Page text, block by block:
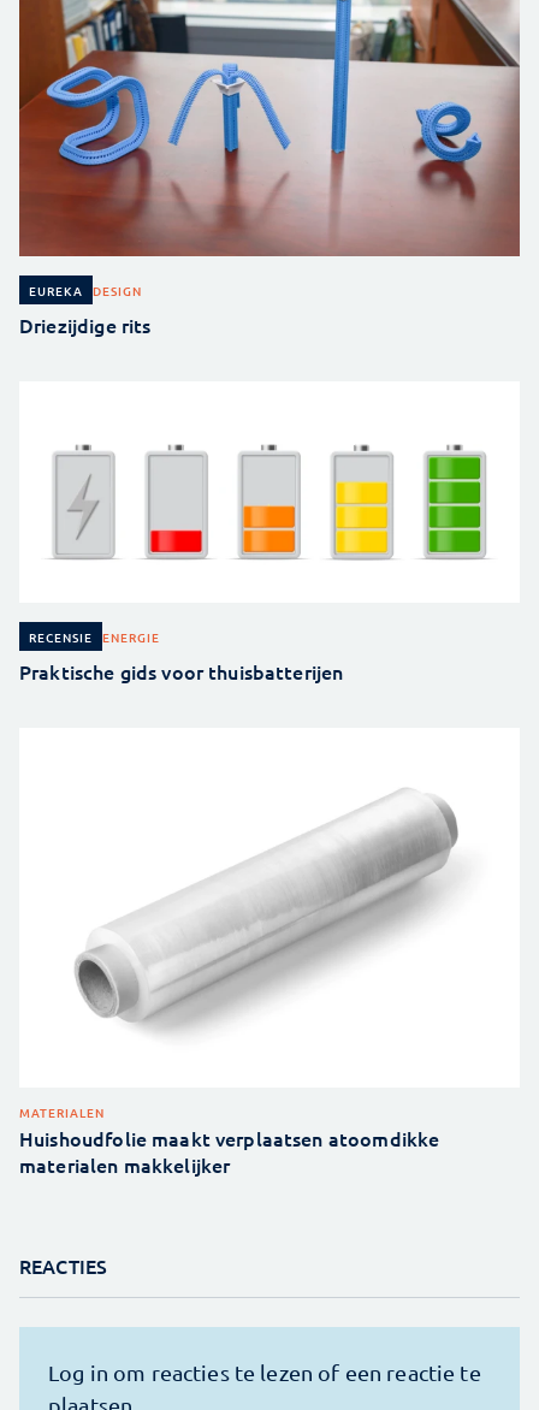
EUREKA DESIGN
Driezijdige rits
RECENSIE ENERGIE
Praktische gids voor thuisbatterijen
MATERIALEN
Huishoudfolie maakt verplaatsen atoomdikke
materialen makkelijker
REACTIES